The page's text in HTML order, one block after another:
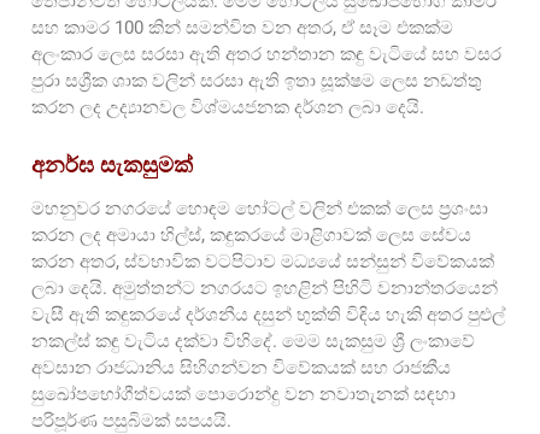
සහ කාමර 100 කින් සමන්විත වන අතර, ඒ සෑම එකක්ම
අලංකාර ලෙස සරසා ඇති අතර හන්තාන කඳු වැටියේ සහ වසර
පුරා සශ්‍රීක ශාක වලින් සරසා ඇති ඉතා සූක්ෂම ලෙස නඩත්තු
කරන ලද උද්‍යානවල විශ්මයජනක දර්ශන ලබා දෙයි.
අනර්ඝ සැකසුමක්
මහනුවර නගරයේ හොඳම හෝටල් වලින් එකක් ලෙස ප්‍රශංසා
කරන ලද අමායා හිල්ස්, කඳුකරයේ මාළිගාවක් ලෙස සේවය
කරන අතර, ස්වභාවික වටපිටාව මධ්‍යයේ සන්සුන් විවේකයක්
ලබා දෙයි. අමුත්තන්ට නගරයට ඉහළින් පිහිටි වනාන්තරයෙන්
වැසී ඇති කඳුකරයේ දර්ශනීය දසුන් භුක්ති විඳිය හැකි අතර පුළුල්
නකල්ස් කඳු වැටිය දක්වා විහිදේ. මෙම සැකසුම ශ්‍රී ලංකාවේ
අවසාන රාජධානිය සිහිගන්වන විවේකයක් සහ රාජකීය
සුඛෝපභෝගීත්වයක් පොරොන්දු වන නවාතැනක් සඳහා
පරිපූර්ණ පසුබිමක් සපයයි.